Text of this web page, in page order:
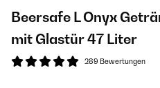
Beersafe L Onyx
mit Glastür 47 Liter
289 Bewertungen